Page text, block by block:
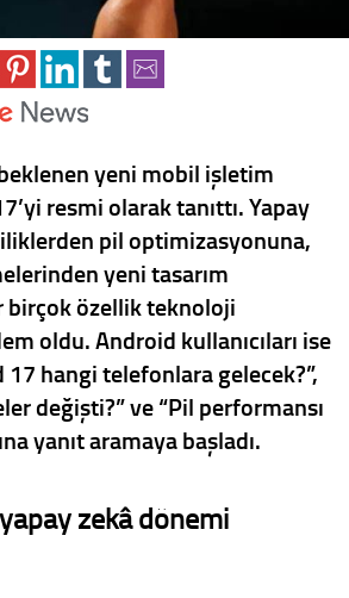
yeni mobil işletim
resmi olarak tanıttı. Yapay
pil optimizasyonuna,
yeni tasarım
birçok özellik teknoloji
oldu. Android kullanıcıları ise
hangi telefonlara gelecek?”,
değişti?” ve “Pil performansı
yanıt aramaya başladı.
zekâ dönemi